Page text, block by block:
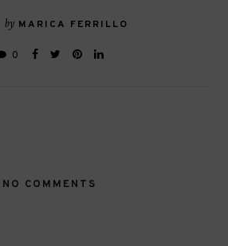
by MARICA FERRILLO
0
NO COMMENTS